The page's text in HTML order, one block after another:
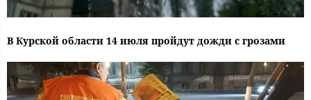
В Курской области 14 июля пройдут дожди с грозами